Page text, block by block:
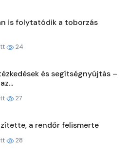
is folytatódik a toborzás
24
és segítségnyújtás –
27
a rendőr felismerte
28